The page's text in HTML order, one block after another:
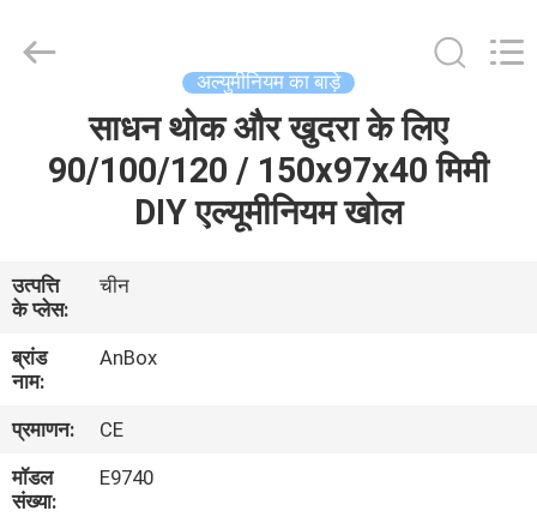
हमारे
बारे
में
कारखाना
भ्रमण
अल्युमीनियम का बाड़े
साधन थोक और खुदरा के लिए
90/100/120 / 150x97x40 मिमी
DIY एल्यूमीनियम खोल
उत्पत्ति
के प्लेस:
चीन
ब्रांड
नाम:
AnBox
प्रमाणन:
CE
मॉडल
संख्या:
E9740